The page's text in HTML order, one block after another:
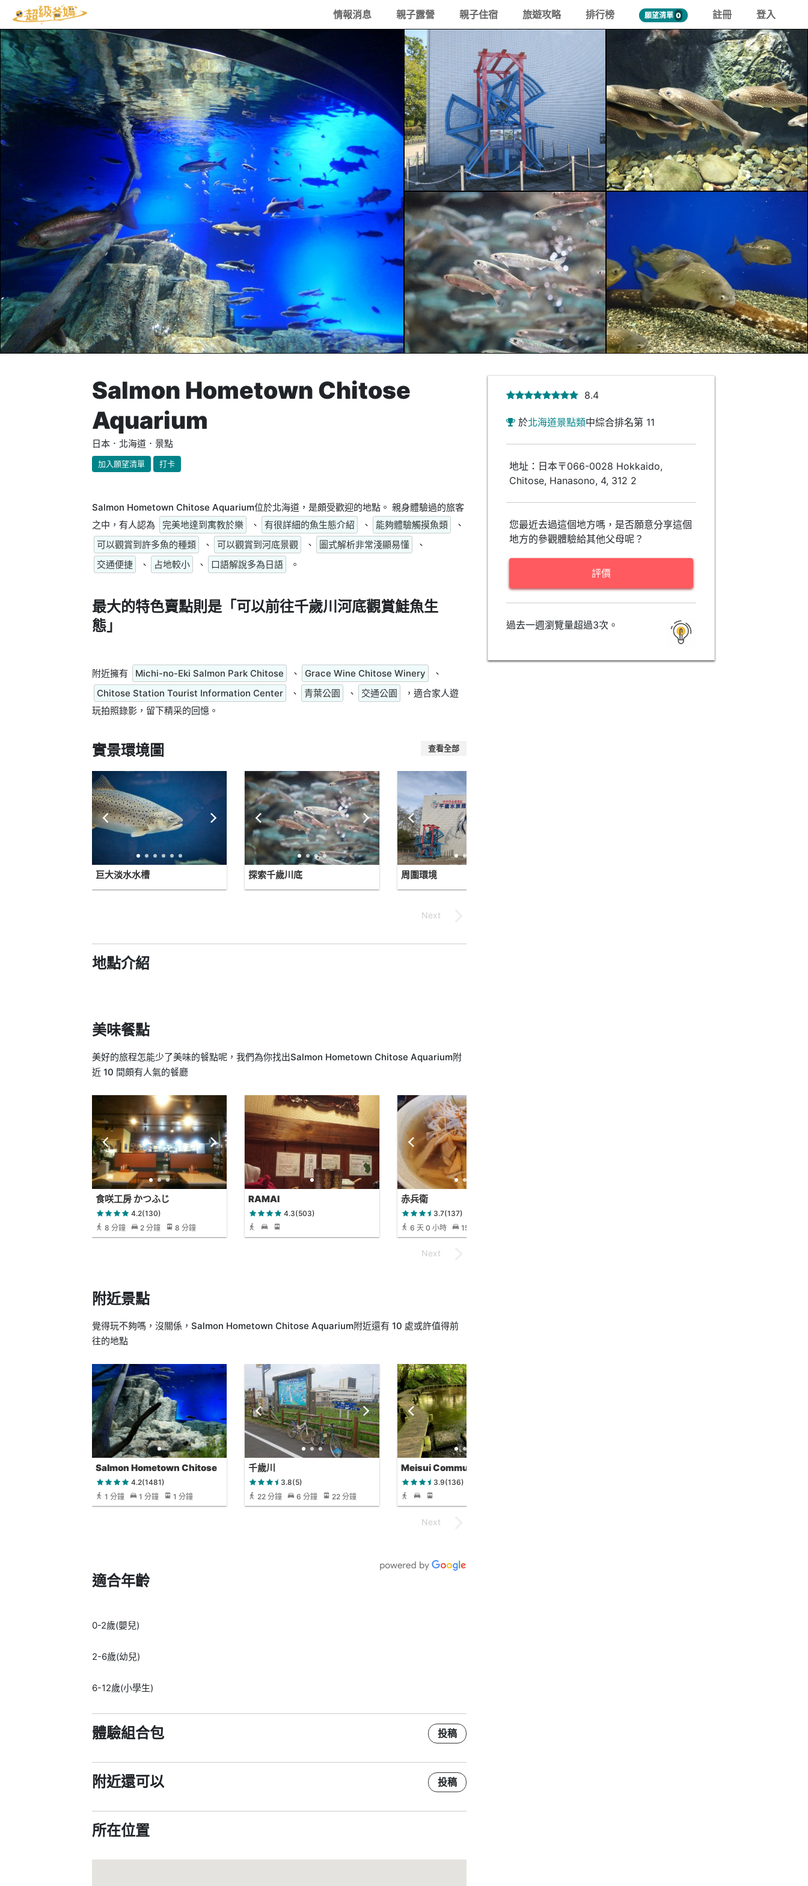
情報消息 親子露營 親子住宿 旅遊攻略 排行榜 願望清單 0 註冊 登入
Salmon Hometown Chitose
Aquarium
日本．北海道．景點
加入願望清單 打卡
Salmon Hometown Chitose Aquarium位於北海道，是頗受歡迎的地點。 親身體驗過的旅客
之中，有人認為
完美地達到寓教於樂 、 有很詳細的魚生態介紹 、 能夠體驗觸摸魚類
、
可以觀賞到許多魚的種類
、 可以觀賞到河底景觀 、 圖式解析非常淺顯易懂
、
交通便捷
、 占地較小 、 口語解說多為日語 。
最大的特色賣點則是「可以前往千歲川河底觀賞鮭魚生
態」
附近擁有 Michi-no-Eki Salmon Park Chitose 、 Grace Wine Chitose Winery
、
Chitose Station Tourist Information Center
、 青葉公園 、 交通公園
，適合家人遊
玩拍照錄影，留下精采的回憶。
實景環境圖 查看全部
巨大淡水水槽 探索千歲川底 周圍環境
地點介紹
美味餐點
美好的旅程怎能少了美味的餐點呢，我們為你找出Salmon Hometown Chitose Aquarium附
近 10 間頗有人氣的餐廳
食咲工房 かつふじ
4.2(130)
8 分鐘
2 分鐘 8 分鐘
RAMAI
4.3(503)
赤兵衛
3.7(137)
6 天 0 小時
15 小時 18 分鐘
附近景點
覺得玩不夠嗎，沒關係，Salmon Hometown Chitose Aquarium附近還有 10 處或許值得前
往的地點
Salmon Hometown Chitose
Aquarium4.2(1481)
1 分鐘
1 分鐘 1 分鐘
千歲川
3.8(5)
22 分鐘
6 分鐘 22 分鐘
Meisui Community Park
3.9(136)
適合年齡
0-2歲(嬰兒)
2-6歲(幼兒)
6-12歲(小學生)
體驗組合包 投稿
附近還可以 投稿
所在位置
8.4
於北海道景點類中綜合排名第 11
地址：日本〒066-0028 Hokkaido,
Chitose, Hanasono, 4, 312 2
您最近去過這個地方嗎，是否願意分享這個
地方的參觀體驗給其他父母呢？
評價
過去一週瀏覽量超過3次。